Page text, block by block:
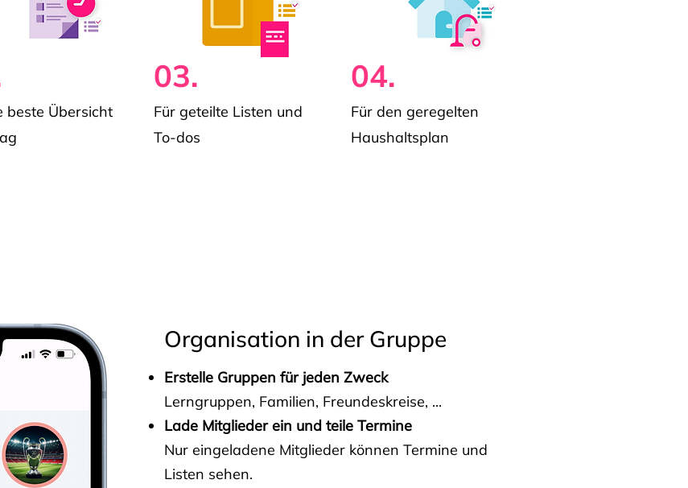
beste Übersicht
03.
Für geteilte Listen und
To-dos
04.
Für den geregelten
Haushaltsplan
Organisation in der Gruppe
Erstelle Gruppen für jeden Zweck
Lerngruppen, Familien, Freundeskreise, ...
Lade Mitglieder ein und teile Termine
Nur eingeladene Mitglieder können Termine und
Listen sehen.